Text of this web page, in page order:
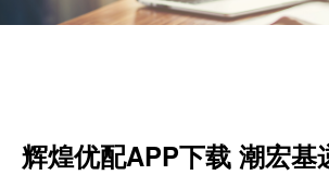
辉煌优配APP下载 潮宏基